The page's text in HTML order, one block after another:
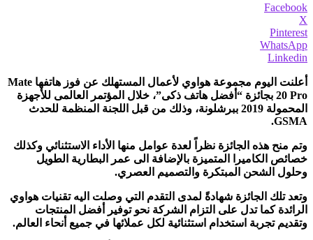
Facebook
X
Pinterest
WhatsApp
Linkedin
أعلنت اليوم مجموعة هواوي لأعمال المستهلك عن فوز هاتفها Mate
20 Pro بجائزة “أفضل هاتف ذكى”، خلال المؤتمر العالمى للأجهزة
المحمولة 2019 ببرشلونة، وذلك
من قبل اللجنة المنظمة للحدث
GSMA
.
وتم منح هذه الجائزة نظراً لعدة عوامل منها الأداء الاستثنائي وكذلك
خصائص الكاميرا المتميزة بالإضافة الى عمر البطارية الطويل
وحلول الشحن المبتكرة والتصميم العصري.
وتعد تلك الجائزة شهادةً لمدى التقدم التي وصلت اليه تقنيات هواوي
الرائدة كما تدل على التزام الشركة نحو توفير أفضل المنتجات
وتقديم تجربة استخدام استثنائية لكل عملائها في جميع أنحاء العالم.